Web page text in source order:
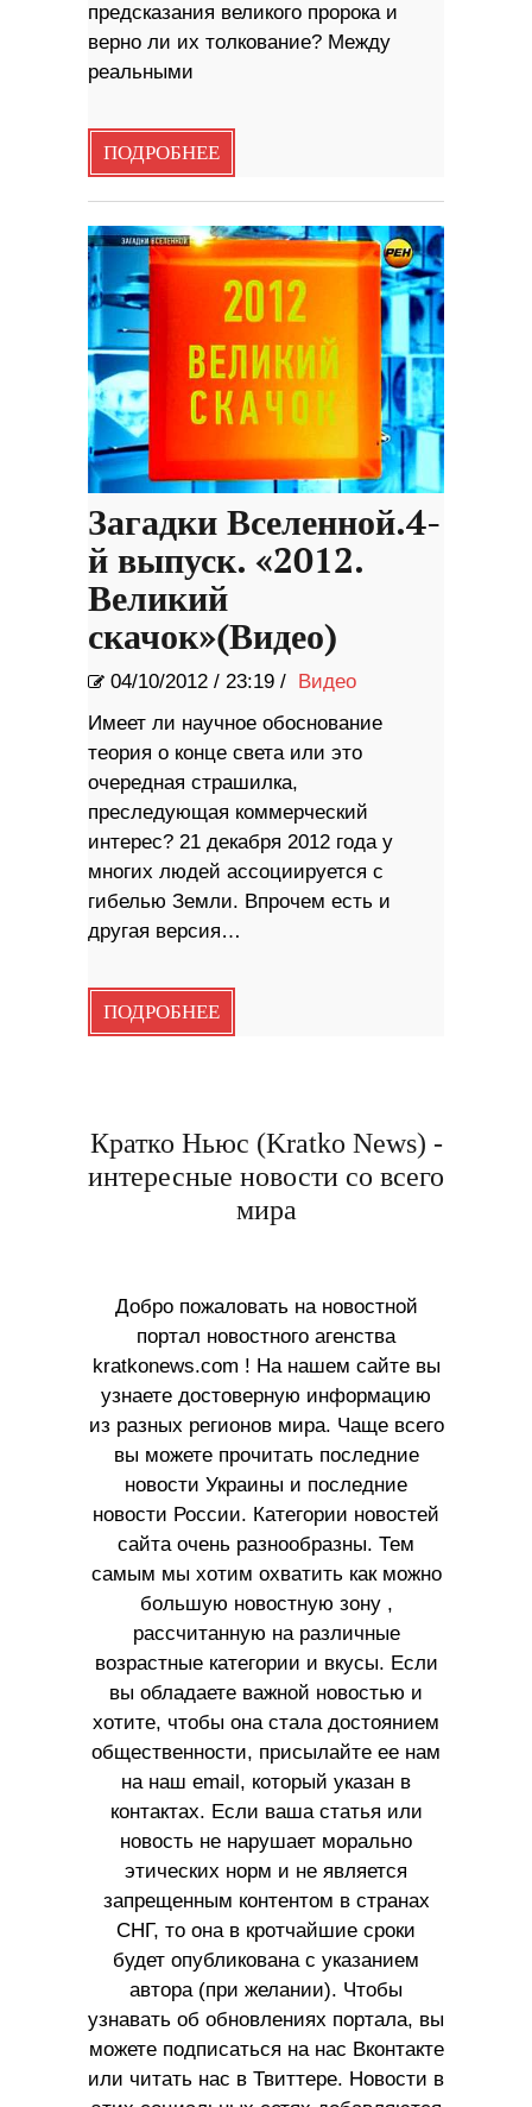
предсказания великого пророка и
верно ли их толкование? Между
реальными
ПОДРОБНЕЕ
Загадки Вселенной.4-
й выпуск. «2012.
Великий
скачок»(Видео)
04/10/2012 / 23:19 /
Видео
Имеет ли научное обоснование
теория о конце света или это
очередная страшилка,
преследующая коммерческий
интерес? 21 декабря 2012 года у
многих людей ассоциируется с
гибелью Земли. Впрочем есть и
другая версия…
ПОДРОБНЕЕ
Кратко Ньюс (Kratko News) -
интересные новости со всего
мира
Добро пожаловать на новостной
портал новостного агенства
kratkonews.com ! На нашем сайте вы
узнаете достоверную информацию
из разных регионов мира. Чаще всего
вы можете прочитать последние
новости Украины и последние
новости России. Категории новостей
сайта очень разнообразны. Тем
самым мы хотим охватить как можно
большую новостную зону ,
рассчитанную на различные
возрастные категории и вкусы. Если
вы обладаете важной новостью и
хотите, чтобы она стала достоянием
общественности, присылайте ее нам
на наш email, который указан в
контактах. Если ваша статья или
новость не нарушает морально
этических норм и не является
запрещенным контентом в странах
СНГ, то она в кротчайшие сроки
будет опубликована с указанием
автора (при желании). Чтобы
узнавать об обновлениях портала, вы
можете подписаться на нас Вконтакте
или читать нас в Твиттере. Новости в